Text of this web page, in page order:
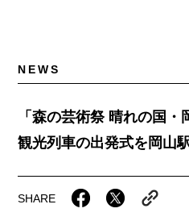
あの駅
おのえき
恋するジャージ
ふるさとあっ晴れ認定
マップ・一覧から探す
第16回 Re：
ふるさとおこし
NEWS
「森の芸術祭 晴れの国・
観光列車の出発式を岡山
SHARE